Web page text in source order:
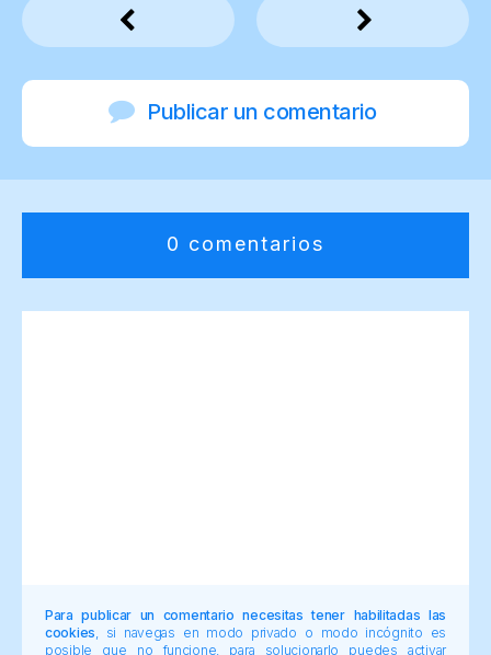
Publicar un comentario
0 comentarios
Para publicar un comentario necesitas tener habilitadas las
cookies , si navegas en modo privado o modo incógnito es
posible que no funcione, para solucionarlo puedes activar